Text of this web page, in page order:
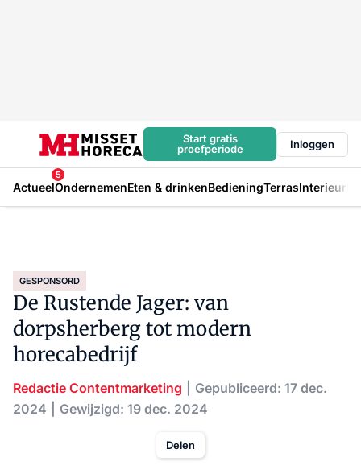
Start gratis
proefperiode
Inloggen
Actueel
5
OndernemenEten & drinkenBedieningTerrasInterieur
GESPONSORD
De Rustende Jager: van
dorpsherberg tot modern
horecabedrijf
Redactie Contentmarketing
Gepubliceerd: 17 dec.
2024
Gewijzigd: 19 dec. 2024
Delen